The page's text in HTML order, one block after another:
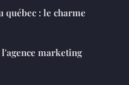
québec : le charme
marketing